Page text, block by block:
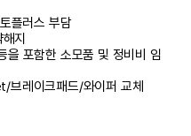
플러스 부담
지
포함한 소모품 및 정비비 임
브레이크패드/와이퍼 교체